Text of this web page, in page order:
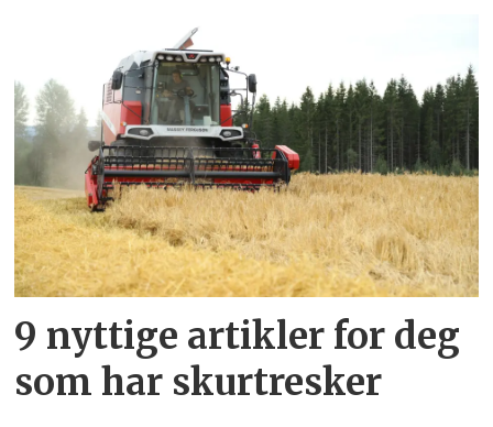
9 nyttige artikler for deg
som har skurtresker